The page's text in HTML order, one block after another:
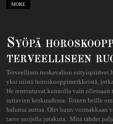
MORE
Syöpä
terveelliseen
Terveellisen ruokavalion erityispiirteet
yksi niistä horoskooppimerkkeistä,
He rentoutuvat kunnolla vain ollessaan
tuttavien keskuudessa. Toinen heille
halunsa auttaa. Olet kuun voimakkaan
tarve suojella jotakuta. Mitä tähdet